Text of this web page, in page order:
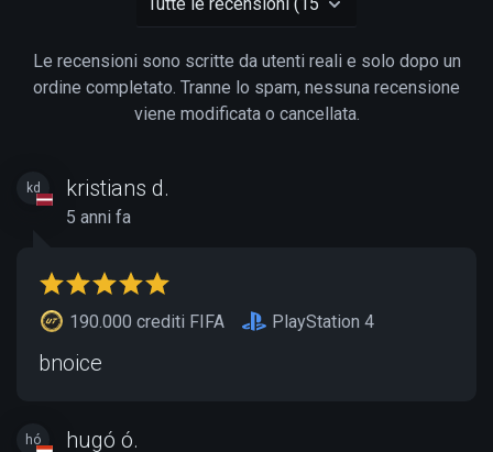
Le recensioni sono scritte da utenti reali e solo dopo un
ordine completato. Tranne lo spam, nessuna recensione
viene modificata o cancellata.
kd kristians d.
5 anni fa
190.000 crediti FIFA PlayStation 4
bnoice
hó hugó ó.